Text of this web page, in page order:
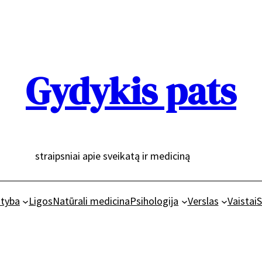
Gydykis pats
straipsniai apie sveikatą ir mediciną
LigosNatūrali medicinaPsihologija Verslas Vaistai